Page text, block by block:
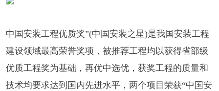
中国安装工程优质奖”(中国安装之星)是我国安装工程
建设领域最高荣誉奖项，被推荐工程均以获得省部级
优质工程奖为基础，再优中选优，获奖工程的质量和
技术均要求达到国内先进水平，两个项目荣获“中国安